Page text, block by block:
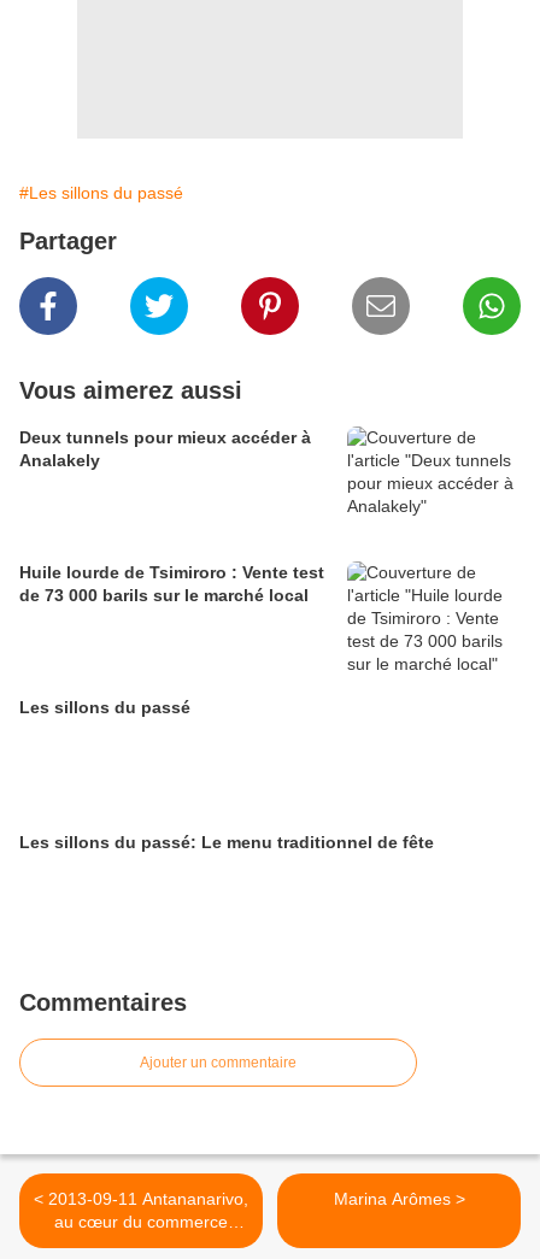
#Les sillons du passé
Partager
Vous aimerez aussi
Deux tunnels pour mieux accéder à
Analakely
Huile lourde de Tsimiroro : Vente test
de 73 000 barils sur le marché local
Les sillons du passé
Les sillons du passé: Le menu traditionnel de fête
Commentaires
Ajouter un commentaire
< 2013-09-11 Antananarivo,
au cœur du commerce
malgache
Marina Arômes >